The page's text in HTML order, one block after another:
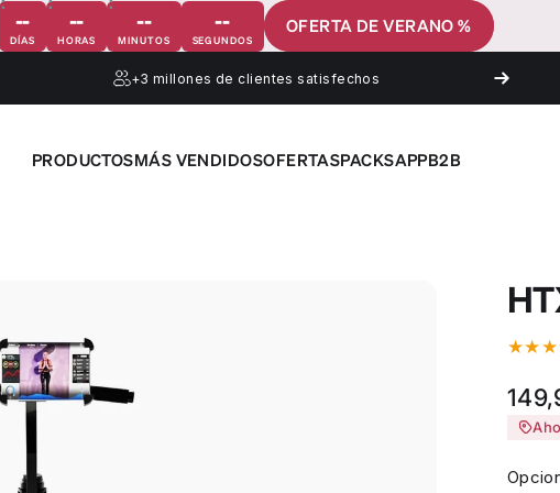
--
DÍAS
--
HORAS
--
MINUTOS
--
SEGUNDOS
OFERTA DE VERANO %
+3 millones de clientes satisfechos
PRODUCTOSMÁS VENDIDOSOFERTASPACKSAPPB2B